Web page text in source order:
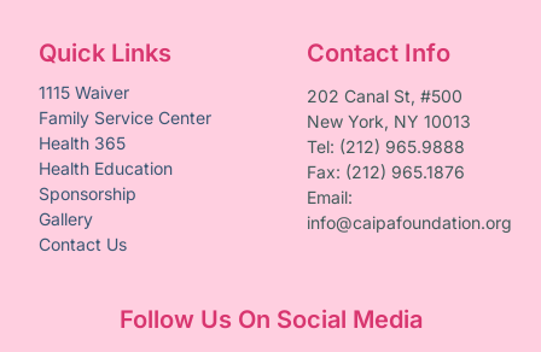
Quick Links
1115 Waiver
Family Service Center
Health 365
Health Education
Sponsorship
Gallery
Contact Us
Contact Info
202 Canal St, #500
New York, NY 10013
Tel: (212) 965.9888
Fax: (212) 965.1876
Email:
info@caipafoundation.org
Follow Us On Social Media